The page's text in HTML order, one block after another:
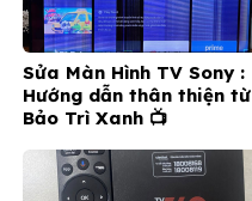
Sửa Màn Hình TV Sony :
Hướng dẫn thân thiện từ
Bảo Trì Xanh 📺